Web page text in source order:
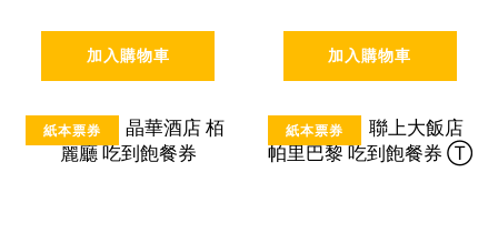
加入購物車 加入購物車
紙本票券 紙本票券